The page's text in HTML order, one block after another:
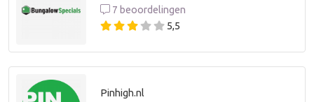
7 beoordelingen
5,5
Pinhigh.nl